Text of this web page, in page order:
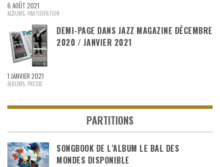
6 AOÛT 2021
ALBUMS PARTICIPATION
DEMI-PAGE DANS JAZZ MAGAZINE DÉCEMBRE
2020 / JANVIER 2021
1 JANVIER 2021
ALBUMS PRESSE
PARTITIONS
SONGBOOK DE L’ALBUM LE BAL DES
MONDES DISPONIBLE